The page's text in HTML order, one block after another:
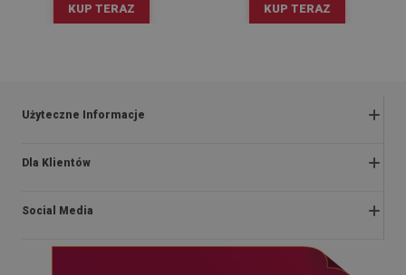
KUP TERAZ KUP TERAZ
Użyteczne Informacje
Zwroty i reklamacje
Polityka prywatności i cookies
Dla Klientów
O nas
Social Media